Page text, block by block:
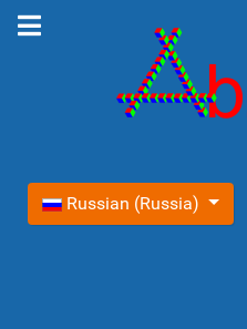
Выберите язык
Russian (Russia)